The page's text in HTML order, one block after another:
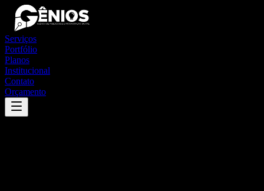
Serviços
Portfólio
Planos
Institucional
Contato
Orçamento